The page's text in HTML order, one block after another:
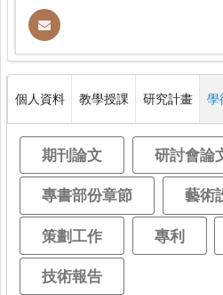
個人資料 教學授課 研究計畫 學
期刊論文 研討會論
專書部份章節 藝術
策劃工作 專利
技術報告